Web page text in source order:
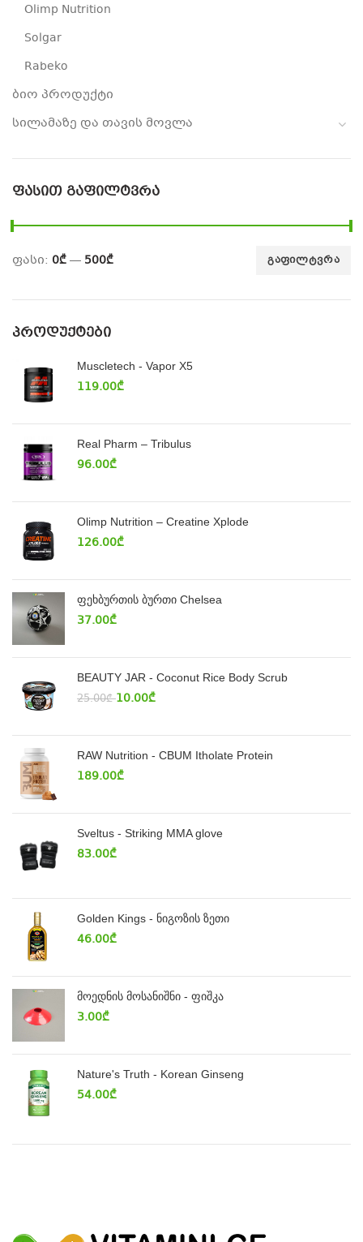
Olimp Nutrition
Solgar
Rabeko
ბიო პროდუქტი
სილამაზე და თავის მოვლა
ᲤᲐᲡᲘᲗ ᲒᲐᲤᲘᲚᲢᲕᲠᲐ
ᲒᲐᲤᲘᲚᲢᲕᲠᲐ
ფასი: 0₾— 500₾
ᲞᲠᲝᲓᲣᲥᲢᲔᲑᲘ
Muscletech - Vapor X5
119.00₾
Real Pharm – Tribulus
96.00₾
Olimp Nutrition – Creatine Xplode
126.00₾
ფეხბურთის ბურთი Chelsea
37.00₾
BEAUTY JAR - Coconut Rice Body Scrub
25.00₾ 10.00₾
RAW Nutrition - CBUM Itholate Protein
189.00₾
Sveltus - Striking MMA glove
83.00₾
Golden Kings - ნიგოზის ზეთი
46.00₾
მოედნის მოსანიშნი - ფიშკა
3.00₾
Nature's Truth - Korean Ginseng
54.00₾